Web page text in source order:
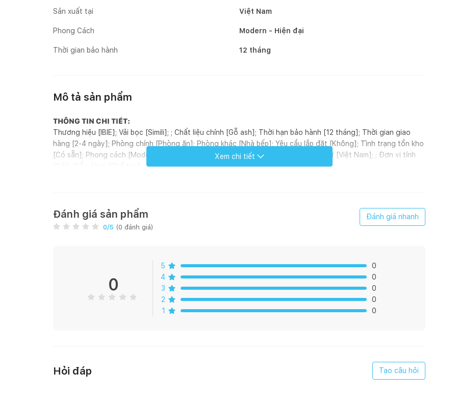
Sản xuất tại Việt Nam
Phong Cách Modern - Hiện đại
Thời gian bảo hành 12 tháng
Mô tả sản phẩm
THÔNG TIN CHI TIẾT:
Thương hiệu [IBIE]; Vải bọc [Simili]; ; Chất liệu chính [Gỗ ash]; Thời hạn bảo hành [12 tháng]; Thời gian giao
hàng [2-4 ngày]; Phòng chính [Phòng ăn]; Phòng khác [Nhà bếp]; Yêu cầu lắp đặt [Không]; Tình trạng tồn kho
[Có sẵn]; Phong cách [Modern]; Hoàn thiện [Sơn PU]; Loại sản phẩm [Ghế]; Xuất xứ [Việt Nam]; ; Đơn vị tính
mang đến vẻ đẹp sang trọng, tinh tế cho không gian căn phòng.
Ghế có nhiều màu sắc đa dạng dễ dàng lựa chọn theo ý thích cùa mình.
Màu sắc đa dạng
Ghế Grace có tay sản xuất trên dây chuyền hiện đại, nhằm đáp ứng các tiêu chuẩn khắt khe của những thị
trường xuất khẩu khó tính như Mỹ, Nhật, châu Âu… Nguyên liệu chính là gỗ cao su hoặc gỗ ash đã qua chế
biến chống cong vênh mối mọt, đạt trình độ thẩm mỹ và có độ bền rất cao.
Với thiết kế hiện đại, kích thước lớn, mẫu ghế này có thể kết hợp với nhiều mẫu bàn khác nhau như bàn
Scorden, Grace...
, để tạo thành bộ bàn ăn 4 ghế, 6 ghế hoặc 8 ghế, giúp bạn dễ dàng chọn được bộ phù hợp
Xem chi tiết
Đánh giá sản phẩm
0/5 (0 đánh giá)
Đánh giá nhanh
0
5
0
4
0
3
0
2
0
1
0
Hỏi đáp Tạo câu hỏi